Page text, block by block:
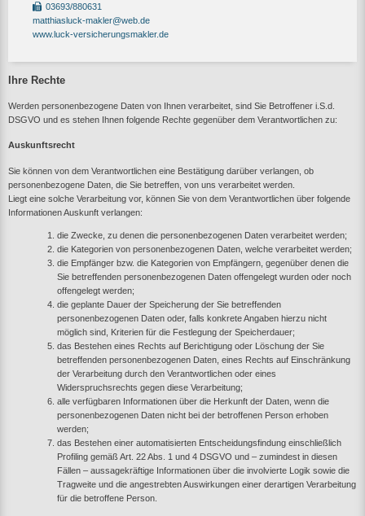
03693/880631
matthiasluck-makler@web.de
www.luck-versicherungsmakler.de
Ihre Rechte
Werden personenbezogene Daten von Ihnen verarbeitet, sind Sie Betroffener i.S.d.
DSGVO und es stehen Ihnen folgende Rechte gegenüber dem Verantwortlichen zu:
Auskunftsrecht
Sie können von dem Verantwortlichen eine Bestätigung darüber verlangen, ob
personenbezogene Daten, die Sie betreffen, von uns verarbeitet werden.
Liegt eine solche Verarbeitung vor, können Sie von dem Verantwortlichen über folgende
Informationen Auskunft verlangen:
die Zwecke, zu denen die personenbezogenen Daten verarbeitet werden;
die Kategorien von personenbezogenen Daten, welche verarbeitet werden;
die Empfänger bzw. die Kategorien von Empfängern, gegenüber denen die
Sie betreffenden personenbezogenen Daten offengelegt wurden oder noch
offengelegt werden;
die geplante Dauer der Speicherung der Sie betreffenden
personenbezogenen Daten oder, falls konkrete Angaben hierzu nicht
möglich sind, Kriterien für die Festlegung der Speicherdauer;
das Bestehen eines Rechts auf Berichtigung oder Löschung der Sie
betreffenden personenbezogenen Daten, eines Rechts auf Einschränkung
der Verarbeitung durch den Verantwortlichen oder eines
Widerspruchsrechts gegen diese Verarbeitung;
alle verfügbaren Informationen über die Herkunft der Daten, wenn die
personenbezogenen Daten nicht bei der betroffenen Person erhoben
werden;
das Bestehen einer automatisierten Entscheidungsfindung einschließlich
Profiling gemäß Art. 22 Abs. 1 und 4 DSGVO und – zumindest in diesen
Fällen – aussagekräftige Informationen über die involvierte Logik sowie die
Tragweite und die angestrebten Auswirkungen einer derartigen Verarbeitung
für die betroffene Person.